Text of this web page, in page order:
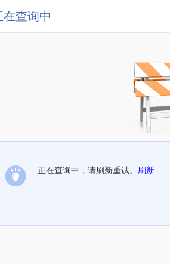
在查询中
正在查询中，请刷新重试。 刷新